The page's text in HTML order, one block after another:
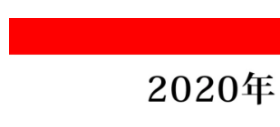
TOP
説明書